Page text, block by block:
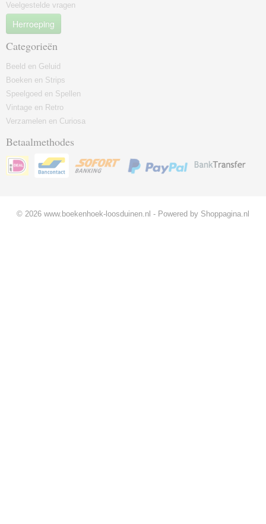
Veelgestelde vragen
Herroeping
Categorieën
Beeld en Geluid
Boeken en Strips
Speelgoed en Spellen
Vintage en Retro
Verzamelen en Curiosa
Betaalmethodes
© 2026 www.boekenhoek-loosduinen.nl - Powered by Shoppagina.nl